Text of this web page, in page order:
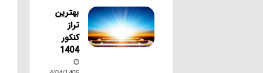
بهترین
تراز
کنکور
1404